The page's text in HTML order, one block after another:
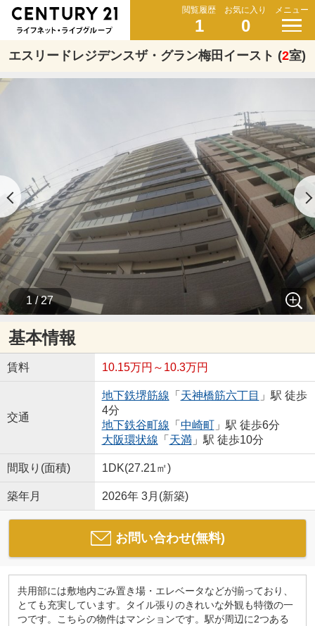
閲覧履歴
1
お気に入り
0
メニュー
エスリードレジデンスザ・グラン梅田イースト (2室)
1 / 27
基本情報
賃料 10.15万円～10.3万円
交通
地下鉄堺筋線 「 天神橋筋六丁目 」駅 徒歩
4分
地下鉄谷町線 「 中崎町」駅 徒歩6分
大阪環状線 「 天満」駅 徒歩10分
間取り(面積) 1DK(27.21㎡)
築年月 2026年 3月(新築)
お問い合わせ(無料)
共用部には敷地内ごみ置き場・エレベータなどが揃っており、
とても充実しています。タイル張りのきれいな外観も特徴の一
つです。こちらの物件はマンションです。駅が周辺に2つある